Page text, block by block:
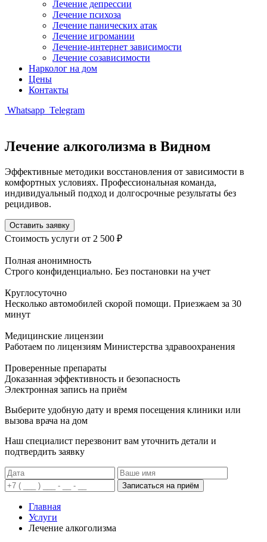
Лечение депрессии
Лечение психоза
Лечение панических атак
Лечение игромании
Лечение-интернет зависимости
Лечение созависимости
Нарколог на дом
Цены
Контакты
Whatsapp Telegram
Лечение алкоголизма в Видном
Эффективные методики восстановления от зависимости в
комфортных условиях. Профессиональная команда,
индивидуальный подход и долгосрочные результаты без
рецидивов.
Оставить заявку
Стоимость услуги от 2 500 ₽
Полная анонимность
Строго конфиденциально. Без постановки на учет
Круглосуточно
Несколько автомобилей скорой помощи. Приезжаем за 30
минут
Медицинские лицензии
Работаем по лицензиям Министерства здравоохранения
Проверенные препараты
Доказанная эффективность и безопасность
Электронная запись на приём
Выберите удобную дату и время посещения клиники или
вызова врача на дом
Наш специалист перезвонит вам уточнить детали и
подтвердить заявку
Записаться на приём
Главная
Услуги
Лечение алкоголизма